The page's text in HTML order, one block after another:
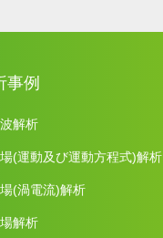
事例
解析
(運動及び運動方程式)解析
(渦電流)解析
解析